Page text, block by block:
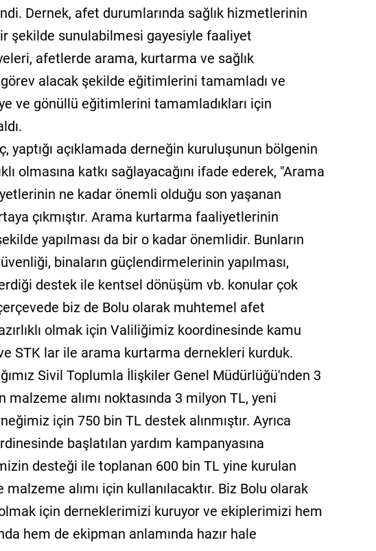
Dernek, afet durumlarında sağlık hizmetlerinin
şekilde sunulabilmesi gayesiyle faaliyet
afetlerde arama, kurtarma ve sağlık
alacak şekilde eğitimlerini tamamladı ve
ve gönüllü eğitimlerini tamamladıkları için
yaptığı açıklamada derneğin kuruluşunun bölgenin
olmasına katkı sağlayacağını ifade ederek, "Arama
ne kadar önemli olduğu son yaşanan
çıkmıştır. Arama kurtarma faaliyetlerinin
yapılması da bir o kadar önemlidir. Bunların
binaların güçlendirmelerinin yapılması,
destek ile kentsel dönüşüm vb. konular çok
biz de Bolu olarak muhtemel afet
olmak için Valiliğimiz koordinesinde kamu
STK lar ile arama kurtarma dernekleri kurduk.
Sivil Toplumla İlişkiler Genel Müdürlüğü'nden 3
malzeme alımı noktasında 3 milyon TL, yeni
için 750 bin TL destek alınmıştır. Ayrıca
başlatılan yardım kampanyasına
desteği ile toplanan 600 bin TL yine kurulan
alımı için kullanılacaktır. Biz Bolu olarak
için derneklerimizi kuruyor ve ekiplerimizi hem
hem de ekipman anlamında hazır hale